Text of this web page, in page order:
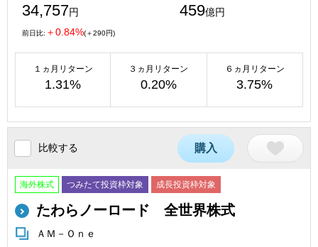
34,757円 459億円
前日比: ＋0.84%(＋290円)
１ヵ月リターン
1.31%
３ヵ月リターン
0.20%
６ヵ月リターン
3.75%
比較する 購入
海外株式 つみたて投資枠対象 成長投資枠対象
たわらノーロード 全世界株式
ＡＭ－Ｏｎｅ